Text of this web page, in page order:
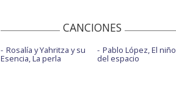
CANCIONES
Rosalía y Yahritza y su
Esencia, La perla
Pablo López, El niño
del espacio